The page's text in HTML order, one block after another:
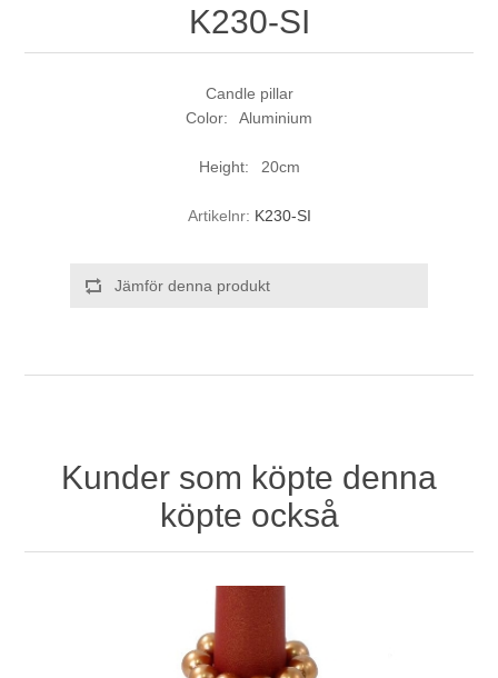
K230-SI
Candle pillar
Color: Aluminium
Height: 20cm
Artikelnr: K230-SI
Jämför denna produkt
Kunder som köpte denna
köpte också